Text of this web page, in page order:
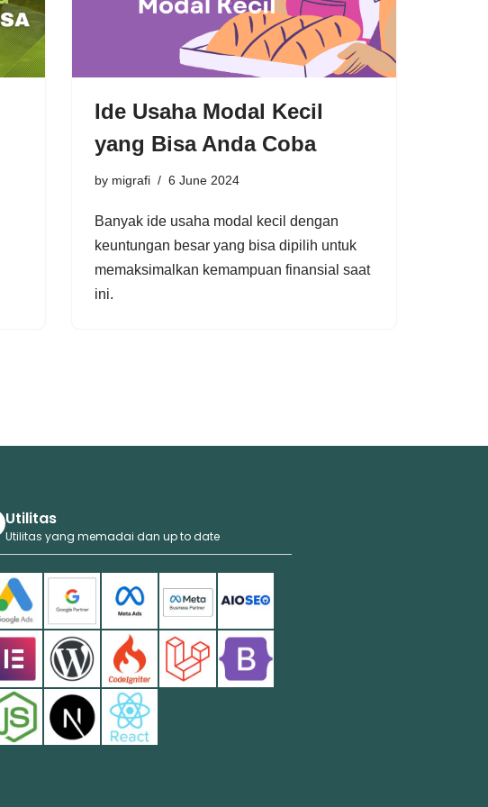
Ide Usaha Modal Kecil
yang Bisa Anda Coba
by migrafi 6 June 2024
Banyak ide usaha modal kecil dengan
keuntungan besar yang bisa dipilih untuk
memaksimalkan kemampuan finansial saat
ini.
Utilitas
Utilitas yang memadai dan up to date